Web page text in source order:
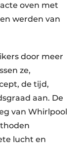
oven met
werden van
door meer
ze,
de tijd,
aan. De
van Whirlpool
lucht en